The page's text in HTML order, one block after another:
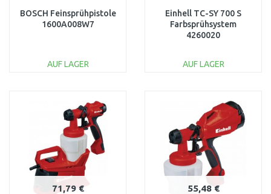
BOSCH Feinsprühpistole
1600A008W7
AUF LAGER
Vergleichen
Einhell TC-SY 700 S
Farbsprühsystem
4260020
AUF LAGER
Vergleichen
71,79 € 55,48 €